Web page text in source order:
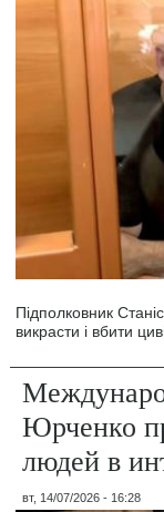
Підполковник
викрасти і вбити
Юрченко
людей в
вт, 14/07/2026 - 16:28